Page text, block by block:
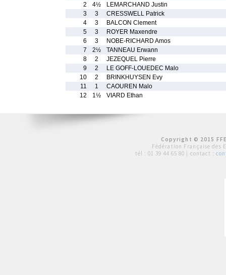
2
4½
LEMARCHAND Justin
3
3
CRESSWELL Patrick
4
3
BALCON Clement
5
3
ROYER Maxendre
6
3
NOBE-RICHARD Amos
7
2½
TANNEAU Erwann
8
2
JEZEQUEL Pierre
9
2
LE GOFF-LOUEDEC Malo
10
2
BRINKHUYSEN Evy
11
1
CAOUREN Malo
12
1½ VIARD Ethan
Copyright © 2015
Fédération Française des
tél : 01 39 44 65 80 | contact :